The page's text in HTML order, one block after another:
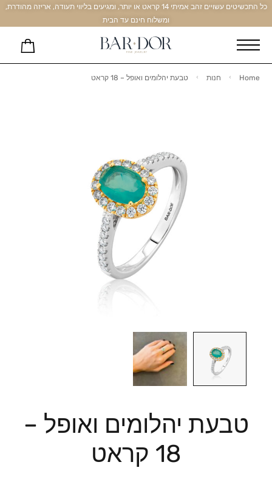
כל התכשיטים עשויים זהב אמיתי 14 קראט או יותר, ומגיעים בליווי תעודה, אריזה מהודרת,
ומשלוח חינם עד הבית
Home חנות טבעת יהלומים ואופל – 18 קראט
טבעת יהלומים ואופל –
18 קראט